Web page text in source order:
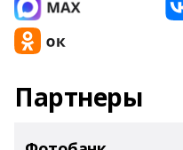
Партнеры